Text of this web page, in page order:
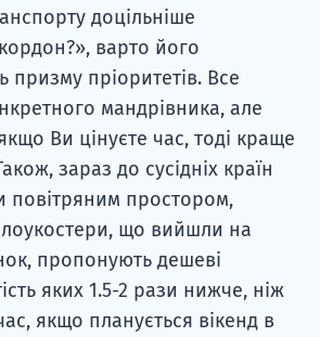
доцільніше
варто його
призму пріоритетів. Все
мандрівника, але
Ви цінуєте час, тоді краще
зараз до сусідніх країн
повітряним простором,
лоукостери, що вийшли на
пропонують дешеві
яких 1.5-2 рази нижче, ніж
якщо планується вікенд в